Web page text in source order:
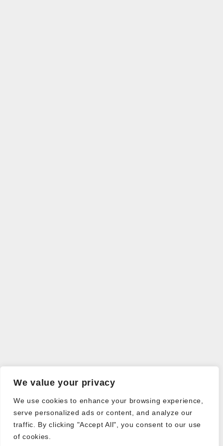
We value your privacy
We use cookies to enhance your browsing experience,
serve personalized ads or content, and analyze our
traffic. By clicking "Accept All", you consent to our use
of cookies.